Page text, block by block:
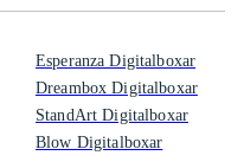
Esperanza Digitalboxar
Dreambox Digitalboxar
StandArt Digitalboxar
Blow Digitalboxar